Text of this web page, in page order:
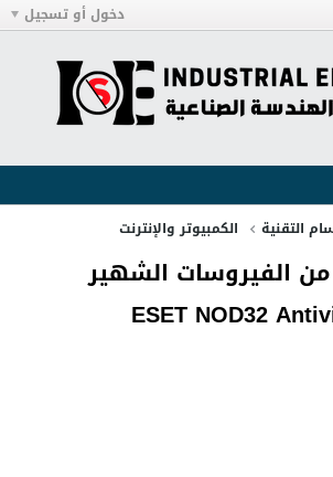
دخول أو تسجيل
التقنية الكمبيوتر والإنترنت
من الفيروسات الشهير
ESET NOD32